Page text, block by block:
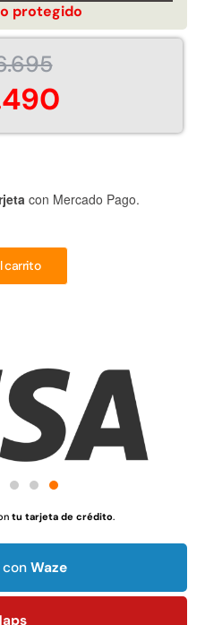
protegido
con Mercado Pago.
carrito
tu tarjeta de crédito.
Waze
4.415.700
Importado USA: Crown